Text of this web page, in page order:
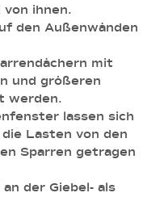
von ihnen.
den Außenwänden
mit
und größeren
werden.
lassen sich
Lasten von den
Sparren getragen
der Giebel- als